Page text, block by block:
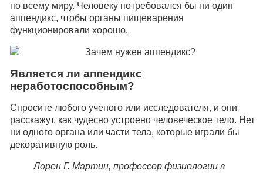
по всему миру. Человеку потребовался бы ни один
аппендикс, чтобы органы пищеварения
функционировали хорошо.
Является ли аппендикс
неработоспособным?
Спросите любого ученого или исследователя, и они
расскажут, как чудесно устроено человеческое тело. Нет
ни одного органа или части тела, которые играли бы
декоративную роль.
Лорен Г. Мартин, профессор физиологии в